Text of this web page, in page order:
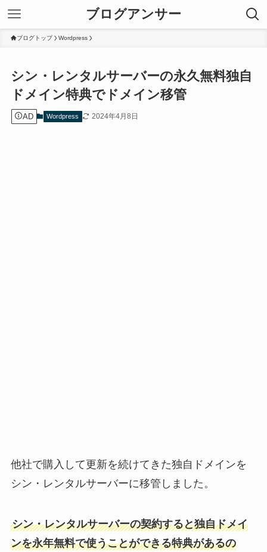
ブログアンサー
ブログトップ Wordpress
シン・レンタルサーバーの永久無料独自
ドメイン特典でドメイン移管
AD Wordpress 2024年4月8日
他社で購入して更新を続けてきた独自ドメインを
シン・レンタルサーバーに移管しました。
シン・レンタルサーバーの契約すると独自ドメイ
ンを永年無料で使うことができる特典があるの